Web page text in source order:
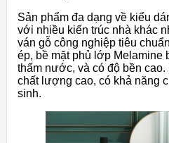
Sản phẩm đa dạng về kiểu
với nhiều kiến trúc nhà khác
ván gỗ công nghiệp tiêu
ép, bề mặt phủ lớp Melamine
thấm nước, và có độ bền
chất lượng cao, có khả năng
sinh.